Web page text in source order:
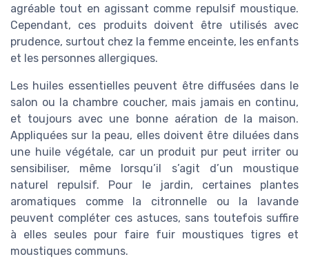
agréable tout en agissant comme repulsif moustique.
Cependant, ces produits doivent être utilisés avec
prudence, surtout chez la femme enceinte, les enfants
et les personnes allergiques.
Les huiles essentielles peuvent être diffusées dans le
salon ou la chambre coucher, mais jamais en continu,
et toujours avec une bonne aération de la maison.
Appliquées sur la peau, elles doivent être diluées dans
une huile végétale, car un produit pur peut irriter ou
sensibiliser, même lorsqu’il s’agit d’un moustique
naturel repulsif. Pour le jardin, certaines plantes
aromatiques comme la citronnelle ou la lavande
peuvent compléter ces astuces, sans toutefois suffire
à elles seules pour faire fuir moustiques tigres et
moustiques communs.